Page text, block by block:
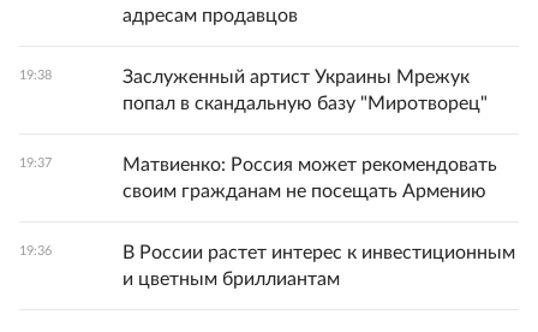
адресам продавцов
19:38
Заслуженный артист Украины Мрежук
попал в скандальную базу "Миротворец"
19:37
Матвиенко: Россия может рекомендовать
своим гражданам не посещать Армению
19:36
В России растет интерес к инвестиционным
и цветным бриллиантам